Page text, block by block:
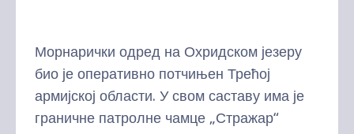
Морнарички одред на Охридском језеру
био је оперативно потчињен Трећој
армијској области. У свом саставу има је
граничне патролне чамце „Стражар“